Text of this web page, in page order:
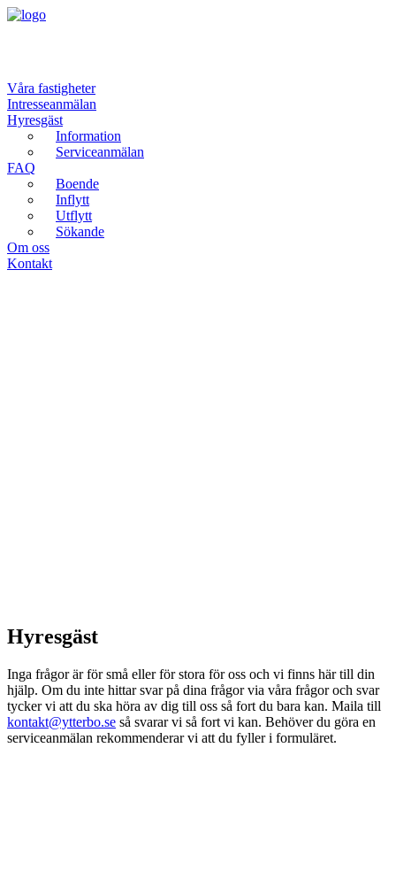
Våra fastigheter
Intresseanmälan
Hyresgäst
Information
Serviceanmälan
FAQ
Boende
Inflytt
Utflytt
Sökande
Om oss
Kontakt
Hyresgäst
Inga frågor är för små eller för stora för oss och vi finns här till din
hjälp. Om du inte hittar svar på dina frågor via våra frågor och svar
tycker vi att du ska höra av dig till oss så fort du bara kan. Maila till
kontakt@ytterbo.se så svarar vi så fort vi kan. Behöver du göra en
serviceanmälan rekommenderar vi att du fyller i formuläret.